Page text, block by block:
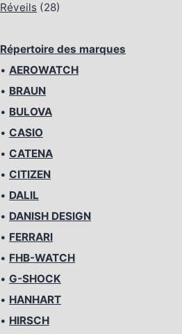
Réveils (28)
Répertoire des marques
• AEROWATCH
• BRAUN
• BULOVA
• CASIO
• CATENA
• CITIZEN
• DALIL
• DANISH DESIGN
• FERRARI
• FHB-WATCH
• G-SHOCK
• HANHART
• HIRSCH